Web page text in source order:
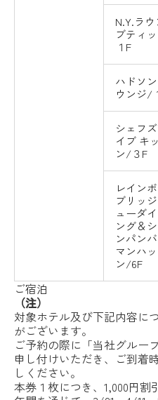
N.Y.ラ
ブティ
１F
ハドソ
ウンジ/
シェフ
イブ キ
ン/３F
レイン
ブリッ
ューダ
ング＆
ンパン
マンハ
ン/6F
ご宿泊
（注）
対象ホテル及び下記内容に
がございます。
ご予約の際に「当社グルー
申し付けいただき、ご到着
しください。
本券１枚につき、1,000円割